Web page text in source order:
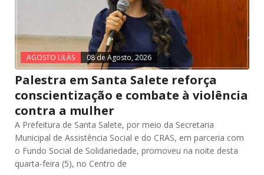
AGOSTO LILÁS 08 de Agosto, 2026
Palestra em Santa Salete reforça
conscientização e combate à violência
contra a mulher
A Prefeitura de Santa Salete, por meio da Secretaria
Municipal de Assistência Social e do CRAS, em parceria com
o Fundo Social de Solidariedade, promoveu na noite desta
quarta-feira (5), no Centro de